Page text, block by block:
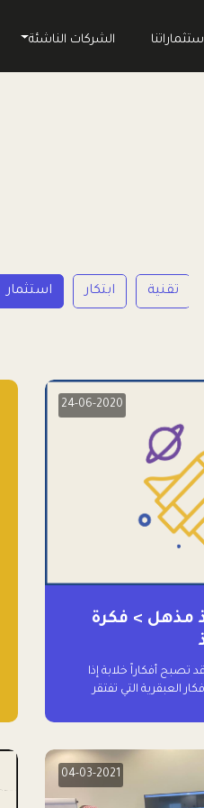
الشركات الناشئة
تقنية ابتكار استثمار
24-06-2020
مذهل > فكرة
تصبح أفكاراً خلابة إذا
العبقرية التي تفتقر
04-03-2021